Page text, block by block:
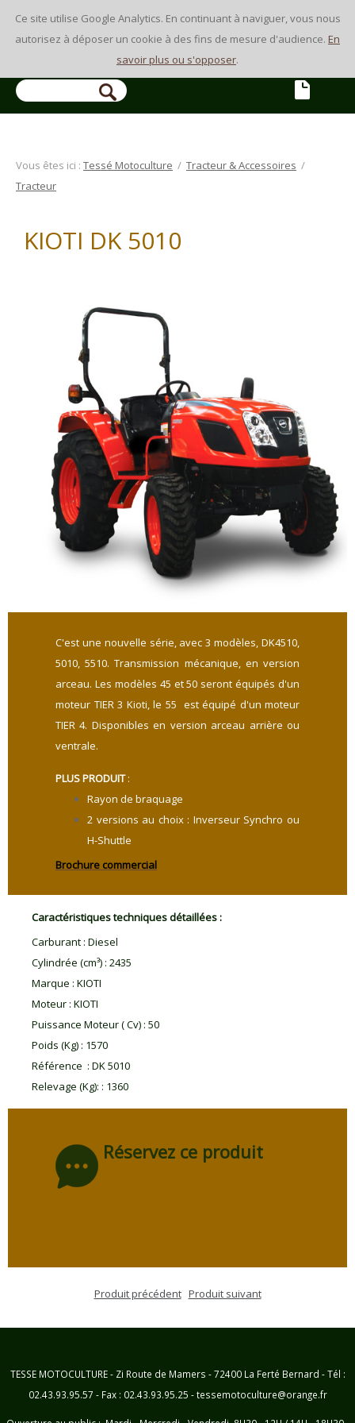
Ce site utilise Google Analytics. En continuant à naviguer, vous nous
autorisez à déposer un cookie à des fins de mesure d'audience. En
savoir plus ou s'opposer.
Vous êtes ici : Tessé Motoculture / Tracteur & Accessoires /
Tracteur
KIOTI DK 5010
C'est une nouvelle série, avec 3 modèles, DK4510,
5010, 5510. Transmission mécanique, en version
arceau. Les modèles 45 et 50 seront équipés d'un
moteur TIER 3 Kioti, le 55 est équipé d'un moteur
TIER 4. Disponibles en version arceau arrière ou
ventrale.
PLUS PRODUIT:
Rayon de braquage
2 versions au choix : Inverseur Synchro ou
H-Shuttle
Brochure commercial
Caractéristiques techniques détaillées :
Carburant : Diesel
Cylindrée (cm³) : 2435
Marque : KIOTI
Moteur : KIOTI
Puissance Moteur ( Cv) : 50
Poids (Kg) : 1570
Référence : DK 5010
Relevage (Kg): : 1360
Réservez ce produit
Produit précédent Produit suivant
TESSE MOTOCULTURE - Zi Route de Mamers - 72400 La Ferté Bernard - Tél :
02.43.93.95.57 - Fax : 02.43.93.95.25 - tessemotoculture@orange.fr